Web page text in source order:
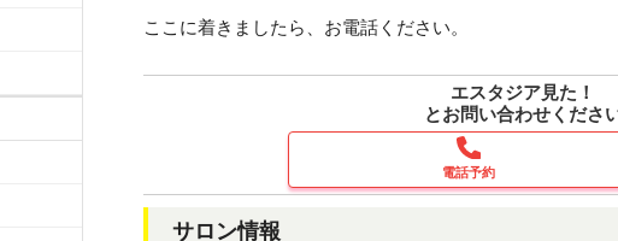
ここに着きましたら、お電話ください。
エスタジア見た！
とお問い合わせくださ
電話予約
サロン情報